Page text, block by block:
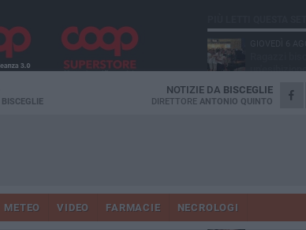
BISCEGLIE
NOTIZIE DA BISCEGLIE
DIRETTORE ANTONIO QUINTO
METEO VIDEO FARMACIE NECROLOGI
MARTEDÌ 4
Emergenza
Due auto
SABATO 8